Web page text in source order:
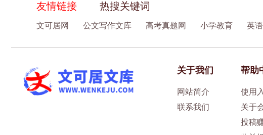
友情链接 热搜关键词
文可居网 公文写作文库 高考真题网 小学教育 英
关于我们
网站简介
联系我们
帮助
使用
关于
投稿